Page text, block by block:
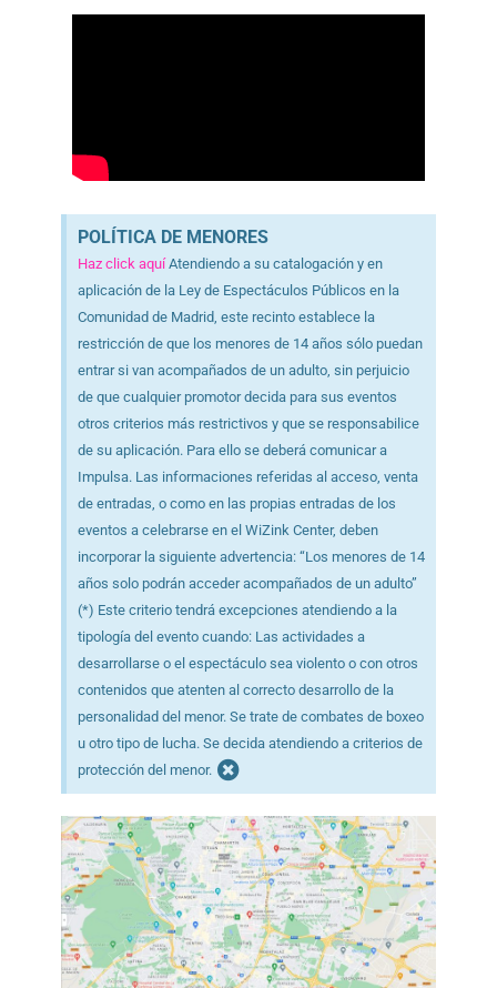
POLÍTICA DE MENORES
Haz click aquíAtendiendo a su catalogación y en
aplicación de la Ley de Espectáculos Públicos en la
Comunidad de Madrid, este recinto establece la
restricción de que los menores de 14 años sólo puedan
entrar si van acompañados de un adulto, sin perjuicio
de que cualquier promotor decida para sus eventos
otros criterios más restrictivos y que se responsabilice
de su aplicación. Para ello se deberá comunicar a
Impulsa. Las informaciones referidas al acceso, venta
de entradas, o como en las propias entradas de los
eventos a celebrarse en el WiZink Center, deben
incorporar la siguiente advertencia: “Los menores de 14
años solo podrán acceder acompañados de un adulto”
(*) Este criterio tendrá excepciones atendiendo a la
tipología del evento cuando: Las actividades a
desarrollarse o el espectáculo sea violento o con otros
contenidos que atenten al correcto desarrollo de la
personalidad del menor. Se trate de combates de boxeo
u otro tipo de lucha. Se decida atendiendo a criterios de
protección del menor.